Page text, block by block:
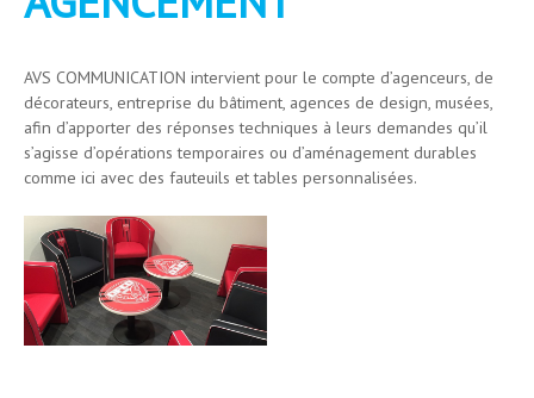
AVS COMMUNICATION intervient pour le compte d’agenceurs, de
décorateurs, entreprise du bâtiment, agences de design, musées,
afin d’apporter des réponses techniques à leurs demandes qu’il
s’agisse d’opérations temporaires ou d’aménagement durables
comme ici avec des fauteuils et tables personnalisées.